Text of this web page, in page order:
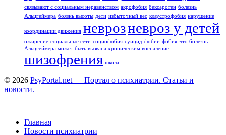
связывают с социальным неравенством акрофобия бексаротен болезнь
Альцгеймера боязнь высоты дети избыточный вес клаустрофобия нарушение
координации движения неврозневроз у детей
ожирение социальные сети социофобия суицид фобии фобия что болезнь
Альцгеймера может быть вызвана хроническим воспаление
шизофрения школа
© 2026 PsyPortal.net — Портал о психиатрии. Статьи и
новости.
Главная
Новости психиатрии